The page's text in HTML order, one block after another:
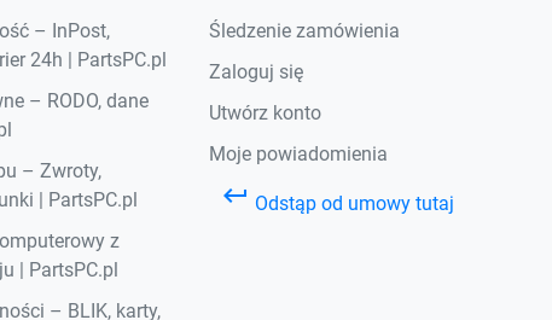
– InPost,
24h | PartsPC.pl
– RODO, dane
– Zwroty,
| PartsPC.pl
z
| PartsPC.pl
– BLIK, karty,
Śledzenie zamówienia
Zaloguj się
Utwórz konto
Moje powiadomienia
keyboard_return Odstąp od umowy tutaj